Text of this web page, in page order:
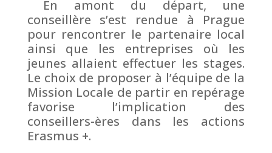
En amont du départ, une
conseillère s’est rendue à Prague
pour rencontrer le partenaire local
ainsi que les entreprises où les
jeunes allaient effectuer les stages.
Le choix de proposer à l’équipe de la
Mission Locale de partir en repérage
favorise l’implication des
conseillers-ères dans les actions
Erasmus +.